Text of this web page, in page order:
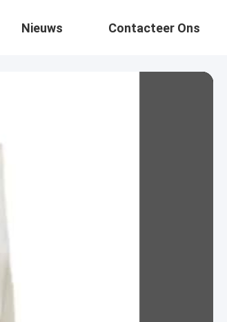
Nieuws Contacteer Ons